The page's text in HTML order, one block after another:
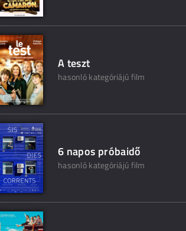
A teszt
hasonló kategóriájú film
6 napos próbaidő
hasonló kategóriájú film